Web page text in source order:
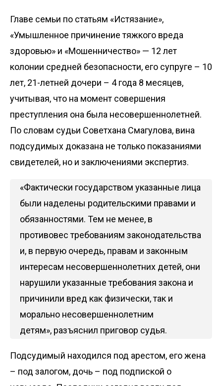
Главе семьи по статьям «Истязание»,
«Умышленное причинение тяжкого вреда
здоровью» и «Мошенничество» — 12 лет
колонии средней безопасности, его супруге – 10
лет, 21-летней дочери – 4 года 8 месяцев,
учитывая, что на момент совершения
преступления она была несовершеннолетней.
По словам судьи Советхана Смагулова, вина
подсудимых доказана не только показаниями
свидетелей, но и заключениями экспертиз.
«Фактически государством указанные лица
были наделены родительскими правами и
обязанностями. Тем не менее, в
противовес требованиям законодательства
и, в первую очередь, правам и законным
интересам несовершеннолетних детей, они
нарушили указанные требования закона и
причинили вред как физически, так и
морально несовершеннолетним
детям», разъяснил приговор судья.
Подсудимый находился под арестом, его жена
– под залогом, дочь – под подпиской о